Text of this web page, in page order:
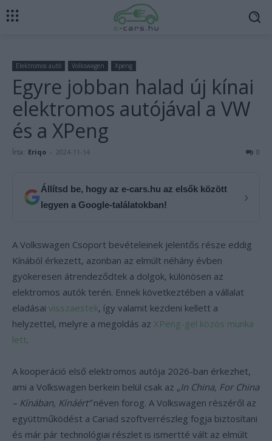
Elektromos autó Volkswagen Xpeng
Egyre jobban halad új kínai
elektromos autójával a VW
és a XPeng
Írta: Eriqo - 2024-11-14 0
Állítsd be, hogy az e-cars.hu az elsők között
legyen a Google-találatokban!
›
A Volkswagen Csoport bevételeinek jelentős része eddig
Kínából érkezett, azonban az elmúlt néhány évben
gyökeresen átrendeződtek a dolgok, különösen az
elektromos autók terén. Ennek következtében a vállalat
eladásai visszaestek, így valamit kezdeni kellett a
helyzettel, melyre a megoldás az XPeng-gel közös munka
lett.
A kooperáció első elektromos autója 2026-ban érkezhet,
ami a Volkswagen berkein belül csak az „In China, For China
– Kínában, Kínáért”néven forog. A Volkswagen részéről az
együttműködést a Cariad szoftverrészleg fogja biztosítani
és már pár technológiai részlet is ismertté vált az elmúlt